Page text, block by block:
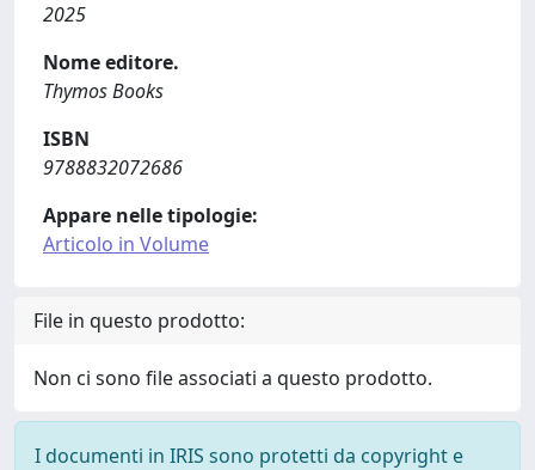
2025
Nome editore.
Thymos Books
ISBN
9788832072686
Appare nelle tipologie:
Articolo in Volume
File in questo prodotto:
Non ci sono file associati a questo prodotto.
I documenti in IRIS sono protetti da copyright e